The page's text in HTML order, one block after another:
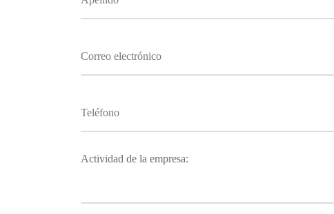
Actividad de la empresa: